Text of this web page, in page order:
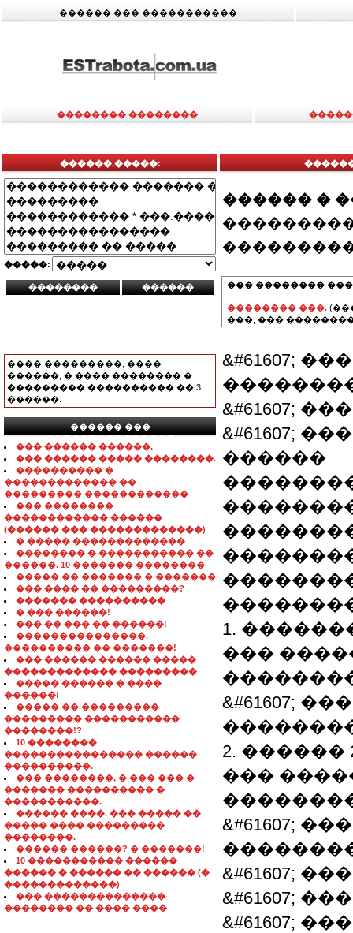
������ ��� �����������
�������� ��������
������.�����:
�����:
���� ���������, ����
������, � ���� �������� �
��������� ���������� �� 3
������.
������ ���
���������������
��� ������ ������.
��� ������ ����� ��������.
���������� �
������������� ��
��������� ������������
��� ��������
������������ ������
(������ ��� �������������)
� ����� �������������
�������� � ����������� ��
������. 10 ������� ��������
����� �� ������� � �������
��� ���� �� ���������?
������� ����������
� ��� ������!
��� �� ��� �� ������!
���������������.
���������� �� �������!
��� ������ ������ �����
������������� ���������
����� ������ � ����
������!
����� �� ���������
��������� �����������
��������!?
10 ��������
���������������� ������
����������.
��� ��������, � ��� ��� �
������� ���������� �
�����������.
������ ����. ��� ����� ��
����� ���� ���������
��������.
������ ������? � �������!
10 ����������� ������
������ � ������ �� ������ (�
�������������)
��� ��������������
�������� �� ���� ����
������ �
��� ��������
�������� ���.
���, ���
&#61607;
��������
&#61607;
&#61607;
������
��������
1.
���
&#61607;
2. ������
���
&#61607;
&#61607;
&#61607;
&#61607;